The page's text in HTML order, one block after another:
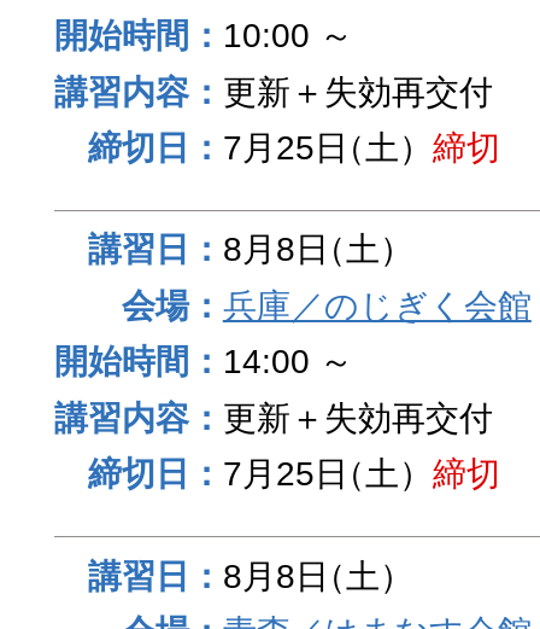
10:00 ～
更新＋失効再交付
7月25日（土） 締切
8月8日（土）
兵庫／のじぎく会館
14:00 ～
更新＋失効再交付
7月25日（土） 締切
8月8日（土）